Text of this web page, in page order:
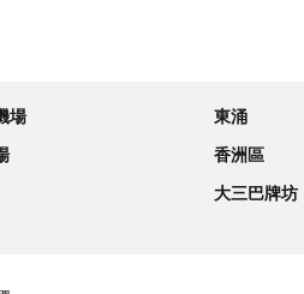
場 東涌
香洲區
大三巴牌坊